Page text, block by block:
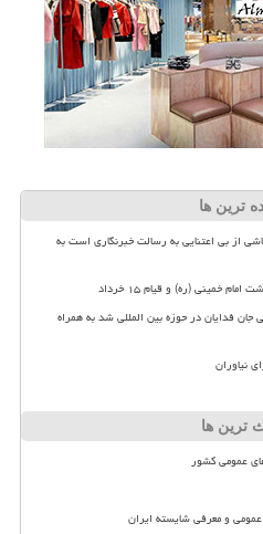
ترین ها
از بی اعتنایی به رسالت خبرنگاری است به
خمینی (ره) و قیام ۱۵ خرداد
جان فدایان در حوزه بین المللی شد به همراه
نیاوران
ترین ها
عمومی کشور
و معرفی شایسته ایران